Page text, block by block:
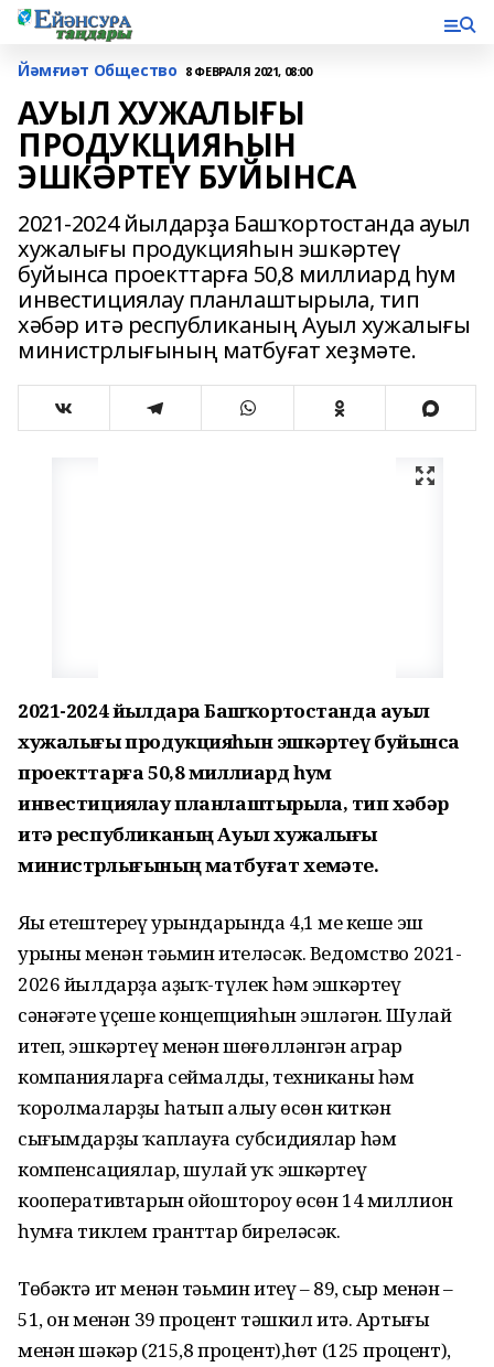
Йәмғиәт Общество 8 ФЕВРАЛЯ 2021, 08:00
АУЫЛ ХУЖАЛЫҒЫ
ПРОДУКЦИЯҺЫН
ЭШКӘРТЕҮ БУЙЫНСА
2021-2024 йылдарҙа Башҡортостанда ауыл
хужалығы продукцияһын эшкәртеү
буйынса проекттарға 50,8 миллиард һум
инвестициялау планлаштырыла, тип
хәбәр итә республиканың Ауыл хужалығы
министрлығының матбуғат хеҙмәте.
2021-2024 йылдарҙа Башҡортостанда ауыл
хужалығы продукцияһын эшкәртеү буйынса
проекттарға 50,8 миллиард һум
инвестициялау планлаштырыла, тип хәбәр
итә республиканың Ауыл хужалығы
министрлығының матбуғат хеҙмәте.
Яңы етештереү урындарында 4,1 мең кеше эш
урыны менән тәьмин ителәсәк. Ведомство 2021-
2026 йылдарҙа аҙыҡ-түлек һәм эшкәртеү
сәнәғәте үҫеше концепцияһын эшләгән. Шулай
итеп, эшкәртеү менән шөғөлләнгән аграр
компанияларға сеймалды, техниканы һәм
ҡоролмаларҙы һатып алыу өсөн киткән
сығымдарҙы ҡаплауға субсидиялар һәм
компенсациялар, шулай уҡ эшкәртеү
кооперативтарын ойоштороу өсөн 14 миллион
һумға тиклем гранттар биреләсәк.
Төбәктә ит менән тәьмин итеү – 89, сыр менән –
51, он менән 39 процент тәшкил итә. Артығы
менән шәкәр (215,8 процент),һөт (125 процент),